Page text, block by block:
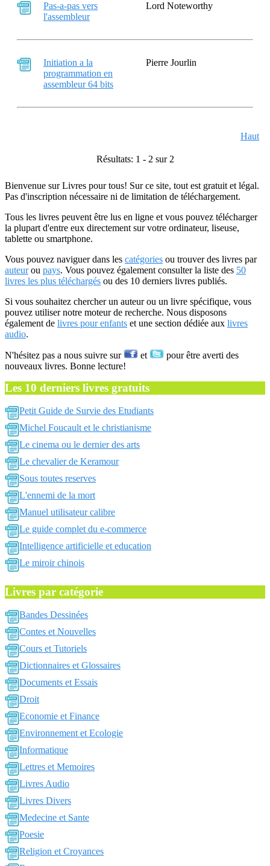
Pas-a-pas vers
l'assembleur
Lord Noteworthy
Initiation a la
programmation en
assembleur 64 bits
Pierre Jourlin
Haut
Résultats: 1 - 2 sur 2
Bienvenue sur Livres pour tous! Sur ce site, tout est gratuit et légal.
Pas d'inscription nécessaire ni de limitation de téléchargement.
Tous les livres peuvent être lus en ligne et vous pouvez télécharger
la plupart d'entre eux directement sur votre ordinateur, liseuse,
tablette ou smartphone.
Vous pouvez naviguer dans les catégories ou trouver des livres par
auteurou pays. Vous pouvez également consulter la liste des 50
livres les plus téléchargés ou des 10 derniers livres publiés.
Si vous souhaitez chercher un auteur ou un livre spécifique, vous
pouvez utiliser notre moteur de recherche. Nous disposons
également de livres pour enfants et une section dédiée aux livres
audio.
N'hésitez pas a nous suivre sur et
pour être averti des
nouveaux livres. Bonne lecture!
Les 10 derniers livres gratuits
Petit Guide de Survie des Etudiants
Michel Foucault et le christianisme
Le cinema ou le dernier des arts
Le chevalier de Keramour
Sous toutes reserves
L'ennemi de la mort
Manuel utilisateur calibre
Le guide complet du e-commerce
Intelligence artificielle et education
Le miroir chinois
Livres par catégorie
Bandes Dessinées
Contes et Nouvelles
Cours et Tutoriels
Dictionnaires et Glossaires
Documents et Essais
Droit
Economie et Finance
Environnement et Ecologie
Informatique
Lettres et Memoires
Livres Audio
Livres Divers
Medecine et Sante
Poesie
Religion et Croyances